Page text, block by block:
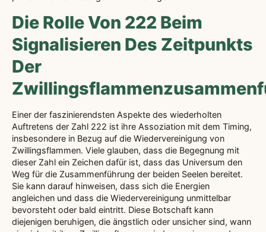
Die Rolle Von 222 Beim
Signalisieren Des Zeitpunkts
Der
Einer der faszinierendsten Aspekte des wiederholten
Auftretens der Zahl 222 ist ihre Assoziation mit dem Timing,
insbesondere in Bezug auf die Wiedervereinigung von
Zwillingsflammen. Viele glauben, dass die Begegnung mit
dieser Zahl ein Zeichen dafür ist, dass das Universum den
Weg für die Zusammenführung der beiden Seelen bereitet.
Sie kann darauf hinweisen, dass sich die Energien
angleichen und dass die Wiedervereinigung unmittelbar
bevorsteht oder bald eintritt. Diese Botschaft kann
diejenigen beruhigen, die ängstlich oder unsicher sind, wann